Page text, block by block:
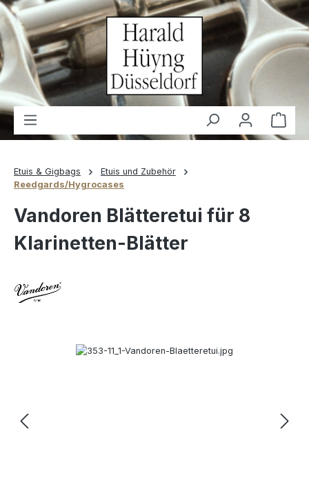
springen
Etuis & Gigbags
Etuis und Zubehör
Reedgards/Hygrocases
Vandoren Blätteretui für 8
Klarinetten-Blätter
Bildergalerie überspringen